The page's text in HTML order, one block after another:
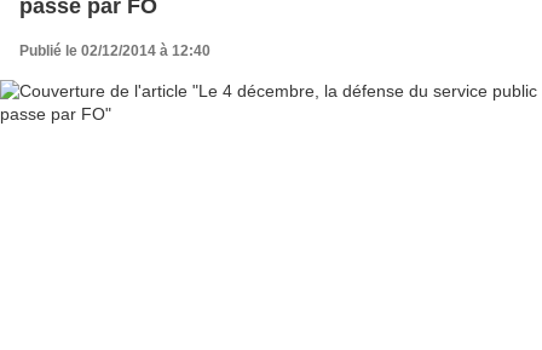
passe par FO
Publié le 02/12/2014 à 12:40